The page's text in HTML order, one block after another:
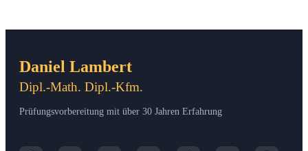
Daniel Lambert
Dipl.-Math. Dipl.-Kfm.
Prüfungsvorbereitung mit über 30 Jahren Erfahrung